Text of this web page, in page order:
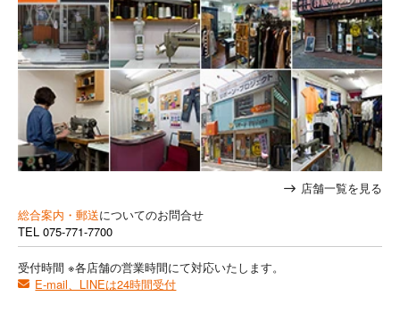
店舗一覧を見る
総合案内・郵送についてのお問合せ
TEL 075-771-7700
受付時間 ※各店舗の営業時間にて対応いたします。
E-mail、LINEは24時間受付